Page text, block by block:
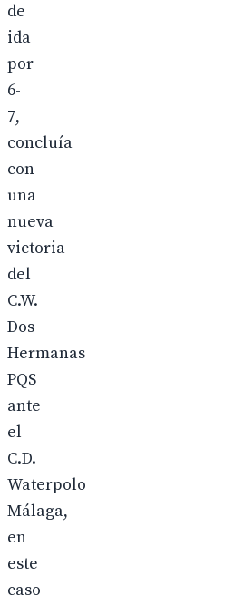
de
ida
por
6-
7,
concluía
con
una
nueva
victoria
del
C.W.
Dos
Hermanas
PQS
ante
el
C.D.
Waterpolo
Málaga,
en
este
caso